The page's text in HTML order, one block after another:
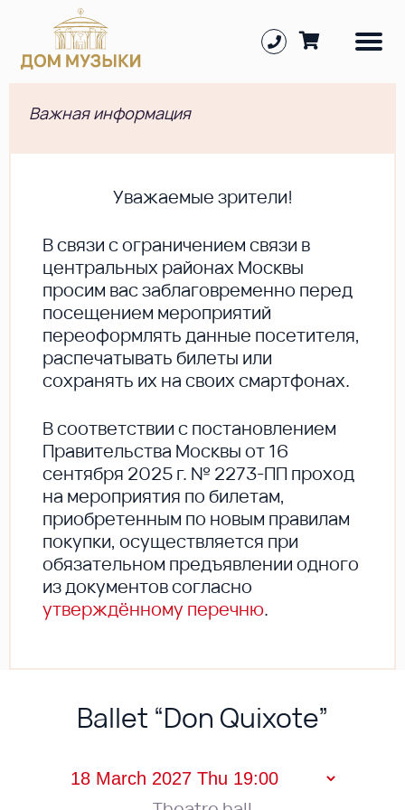
Важная информация
Уважаемые зрители!
В cвязи с ограничением связи в
центральных районах Москвы
просим вас заблаговременно перед
посещением мероприятий
переоформлять данные посетителя,
распечатывать билеты или
сохранять их на своих смартфонах.
В соответствии с постановлением
Правительства Москвы от 16
сентября 2025 г. № 2273-ПП проход
на мероприятия по билетам,
приобретенным по новым правилам
покупки, осуществляется при
обязательном предъявлении одного
из документов согласно
утверждённому перечню.
Ballet “Don Quixote”